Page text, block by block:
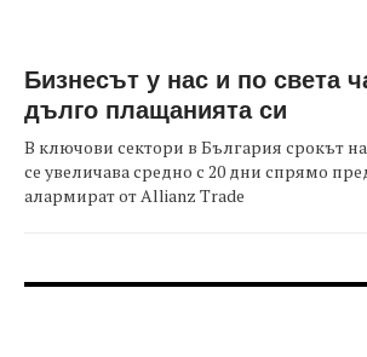
Бизнесът у нас и по света
дълго плащанията си
В ключови сектори в България срокът
се увеличава средно с 20 дни спрямо
алармират от Allianz Trade